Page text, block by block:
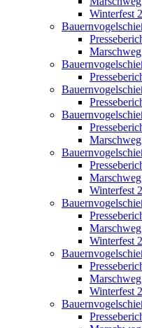
Winterfest
Winterfest
Winterfest
Winterfest